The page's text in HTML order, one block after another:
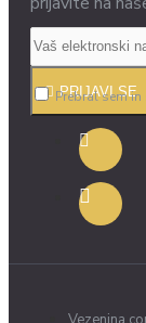
PRIJAVI SE
Prebral sem in